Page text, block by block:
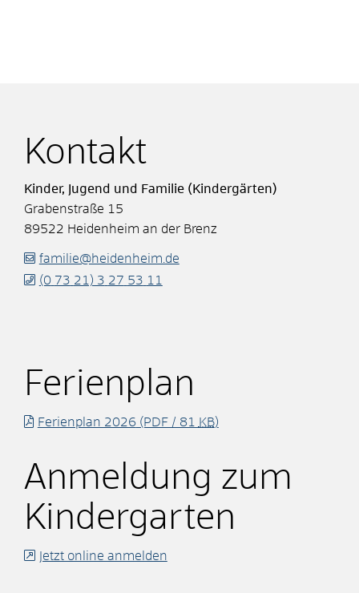
Kontakt
Kinder, Jugend und Familie (Kindergärten)
Grabenstraße 15
89522 Heidenheim an der Brenz
familie@heidenheim.de
(0 73 21) 3 27 53 11
Ferienplan
Ferienplan 2026(PDF / 81 KB)
Anmeldung zum
Kindergarten
Jetzt online anmelden